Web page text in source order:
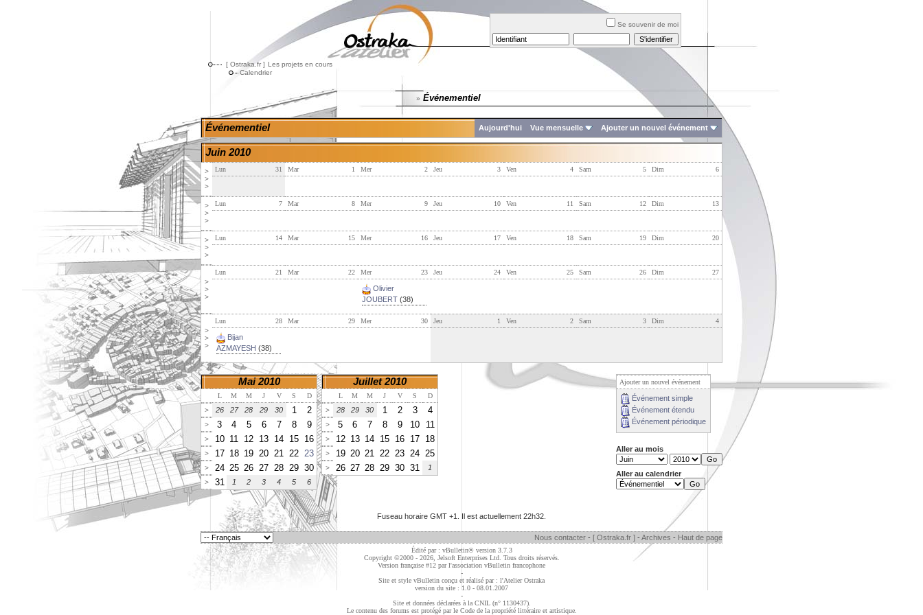
Se souvenir de moi
[ Ostraka.fr ] Les projets en cours
Calendrier
» Événementiel
Événementiel Aujourd'hui Vue mensuelle Ajouter un nouvel événement
Juin 2010
>
>
>
31
Lun 1
Mar 2
Mer 3
Jeu 4
Ven 5
Sam 6
Dim
>
>
>
7
Lun 8
Mar 9
Mer 10
Jeu 11
Ven 12
Sam 13
Dim
>
>
>
14
Lun 15
Mar 16
Mer 17
Jeu 18
Ven 19
Sam 20
Dim
>
>
>
21
Lun 22
Mar 23
Mer
Olivier
JOUBERT (38)
24
Jeu 25
Ven 26
Sam 27
Dim
>
>
>
28
Lun
Bijan
AZMAYESH (38)
29
Mar 30
Mer 1
Jeu 2
Ven 3
Sam 4
Dim
Mai 2010
L M M J V S
D
>
26 27 28 29 30 1 2
> 3 4 5 6 7 8 9
> 10 11 12 13 14 15 16
> 17 18 19 20 21 22 23
> 24 25 26 27 28 29 30
> 31 1 2 3 4 5 6
Juillet 2010
L M M J V S
D
>
28 29 30 1 2 3 4
> 5 6 7 8 9 10 11
> 12 13 14 15 16 17 18
> 19 20 21 22 23 24 25
> 26 27 28 29 30 31 1
Ajouter un nouvel événement
Événement simple
Événement étendu
Événement périodique
Aller au mois
Aller au calendrier
Fuseau horaire GMT +1. Il est actuellement 22h32
Nous contacter - [ Ostraka.fr ] - Archives - Haut de page
Édité par : vBulletin® version 3.7.3
Copyright ©2000 - 2026, Jelsoft Enterprises Ltd. Tous droits réservés.
Version française #12 parl'association vBulletin francophone
-
Site et style vBulletin conçu et réalisé par : l'Atelier Ostraka
version du site : 1.0 - 08.01.2007
-
Site et données déclarées à la CNIL (n° 1130437).
Le contenu des forums est protégé par le Code de la propriété littéraire et artistique.